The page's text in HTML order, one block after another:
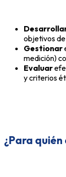
objetivos
Gestionar
medición)
Evaluar
y criterios
¿Para